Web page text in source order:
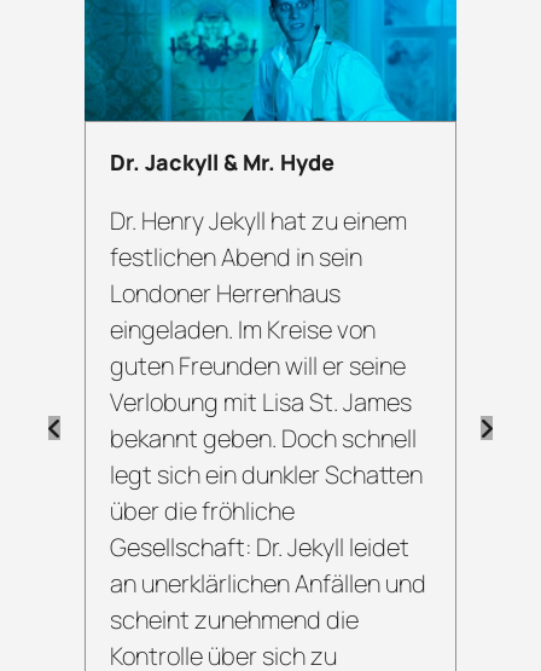
Dr. Jackyll & Mr. Hyde
Dr. Henry Jekyll hat zu einem
festlichen Abend in sein
Londoner Herrenhaus
eingeladen. Im Kreise von
guten Freunden will er seine
Verlobung mit Lisa St. James
bekannt geben. Doch schnell
legt sich ein dunkler Schatten
über die fröhliche
Gesellschaft: Dr. Jekyll leidet
an unerklärlichen Anfällen und
scheint zunehmend die
Kontrolle über sich zu